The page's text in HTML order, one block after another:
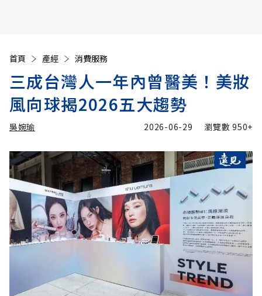
首頁 產經 消費服務
三成台灣人一年內曾醫美！美妝
風向球揭2026五大趨勢
吳婉瑜 2026-06-29 瀏覽數950+